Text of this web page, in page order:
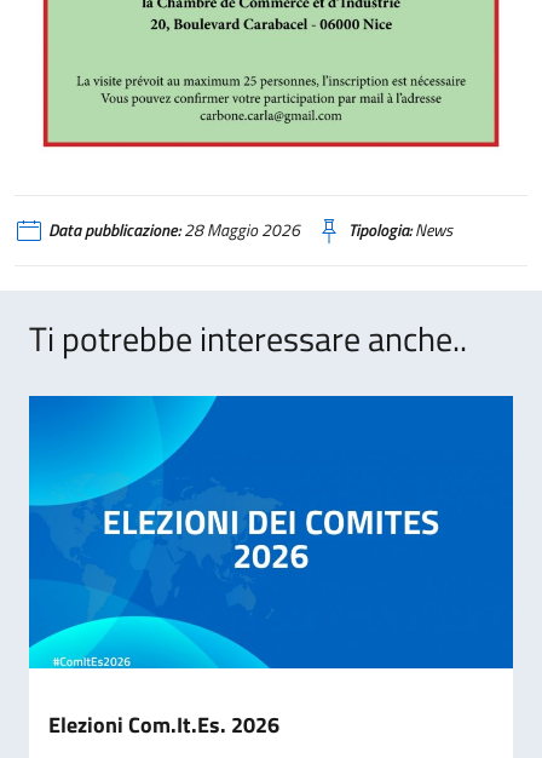
Data pubblicazione:28 Maggio 2026 Tipologia:News
Ti potrebbe interessare anche..
Elezioni Com.It.Es. 2026